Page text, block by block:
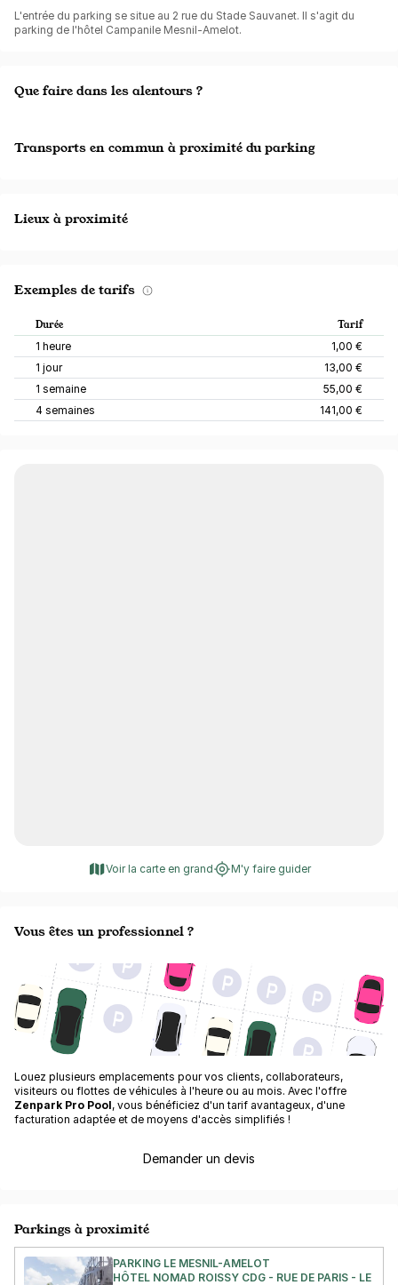
L'entrée du parking se situe au 2 rue du Stade Sauvanet. Il s'agit du
parking de l'hôtel Campanile Mesnil-Amelot.
Que faire dans les alentours ?
Transports en commun à proximité du parking
Lieux à proximité
Exemples de tarifs
Durée Tarif
1 heure
1,00 €
1 jour
13,00 €
1 semaine
55,00 €
4 semaines
141,00 €
Voir la carte en grand M'y faire guider
Vous êtes un professionnel ?
Louez plusieurs emplacements pour vos clients, collaborateurs,
visiteurs ou flottes de véhicules à l'heure ou au mois. Avec l'offre
Zenpark Pro Pool, vous bénéficiez d'un tarif avantageux, d'une
facturation adaptée et de moyens d'accès simplifiés !
Demander un devis
Parkings à proximité
PARKING LE MESNIL-AMELOT
HÔTEL NOMAD ROISSY CDG - RUE DE PARIS - LE